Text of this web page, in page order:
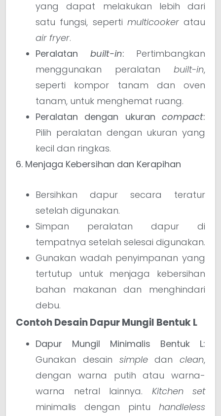
yang dapat melakukan lebih dari
satu fungsi, seperti multicookeratau
air fryer.
Peralatan built-in: Pertimbangkan
menggunakan peralatan built-in,
seperti kompor tanam dan oven
tanam, untuk menghemat ruang.
Peralatan dengan ukuran compact:
Pilih peralatan dengan ukuran yang
kecil dan ringkas.
6. Menjaga Kebersihan dan Kerapihan
Bersihkan dapur secara teratur
setelah digunakan.
Simpan peralatan dapur di
tempatnya setelah selesai digunakan.
Gunakan wadah penyimpanan yang
tertutup untuk menjaga kebersihan
bahan makanan dan menghindari
debu.
Contoh Desain Dapur Mungil Bentuk L
Dapur Mungil Minimalis Bentuk L:
Gunakan desain simpledan clean,
dengan warna putih atau warna-
warna netral lainnya. Kitchen set
minimalis dengan pintu handleless